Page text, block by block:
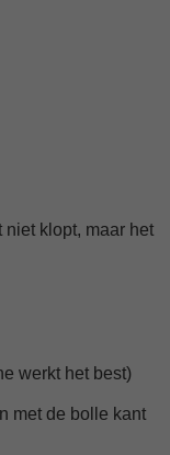
klopt, maar het
werkt het best)
met de bolle kant